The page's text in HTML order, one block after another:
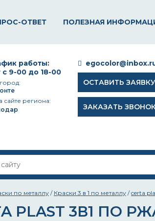
ОТВЕТ ПОЛЕЗНАЯ
ОСТАВИТЬ ЗАЯВКУ
ЗАКАЗАТЬ
работы:
с 9-00 до 18-00
сайте региона:
по металлу / Краски 3 в 1 по металлу /certa
PLAST 3В1 ПО